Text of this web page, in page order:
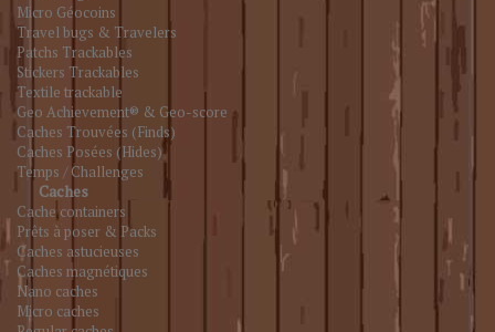
Micro Géocoins
Travel bugs & Travelers
Patchs Trackables
Stickers Trackables
Textile trackable
Geo Achievement® & Geo-score
Caches Trouvées (Finds)
Caches Posées (Hides)
Temps / Challenges
Caches
Cache containers
Prêts à poser & Packs
Caches astucieuses
Caches magnétiques
Nano caches
Micro caches